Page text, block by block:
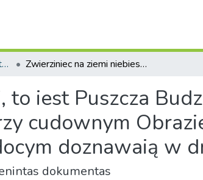
Knygos, 17 a. / Books, 17th century Zwierziniec na ziemi niebieski, to iest Puszcza Budzka łaskami Boskiemi oplywaiąca, ktorych ludzie przy cudownym Obrazie Nas. Panny w kościelie o. Bernardynów będocym doznawaią w druk podana
iest Puszcza
cudownym
doznawaią w
dokumentas